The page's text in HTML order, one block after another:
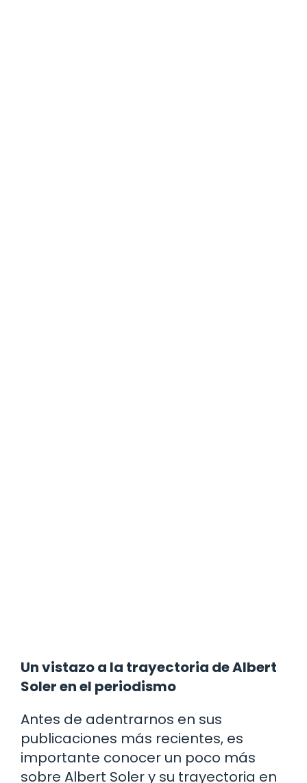
Un vistazo a la trayectoria de Albert
Soler en el periodismo
Antes de adentrarnos en sus
publicaciones más recientes, es
importante conocer un poco más
sobre Albert Soler y su trayectoria en